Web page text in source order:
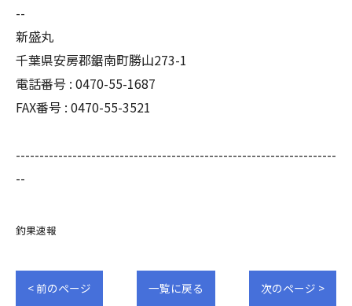
--
新盛丸
千葉県安房郡鋸南町勝山273-1
電話番号 : 0470-55-1687
FAX番号 : 0470-55-3521
--------------------------------------------------------------------
--
釣果速報
< 前のページ 一覧に戻る 次のページ >